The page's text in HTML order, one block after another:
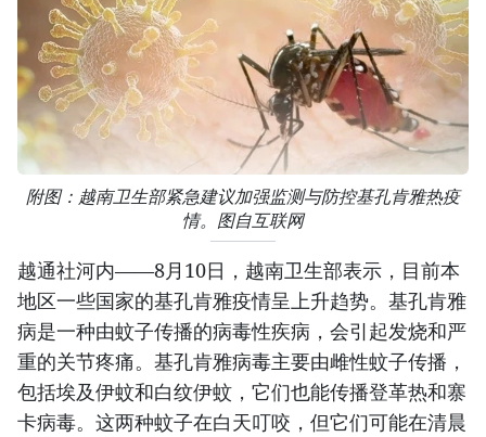
附图：越南卫生部紧急建议加强监测与防控基孔肯雅热疫
情。图自互联网
越通社河内——8月10日，越南卫生部表示，目前本
地区一些国家的基孔肯雅疫情呈上升趋势。基孔肯雅
病是一种由蚊子传播的病毒性疾病，会引起发烧和严
重的关节疼痛。基孔肯雅病毒主要由雌性蚊子传播，
包括埃及伊蚊和白纹伊蚊，它们也能传播登革热和寨
卡病毒。这两种蚊子在白天叮咬，但它们可能在清晨